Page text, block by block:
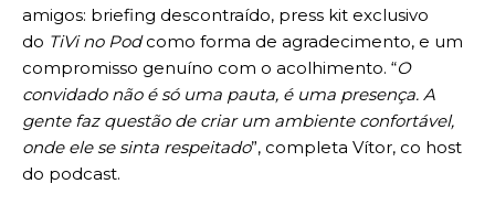
amigos: briefing descontraído, press kit exclusivo
do TiVi no Podcomo forma de agradecimento, e um
compromisso genuíno com o acolhimento. “O
convidado não é só uma pauta, é uma presença. A
gente faz questão de criar um ambiente confortável,
onde ele se sinta respeitado”, completa Vítor, co host
do podcast.